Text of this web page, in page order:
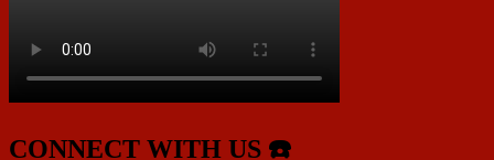
CONNECT WITH US ☎️